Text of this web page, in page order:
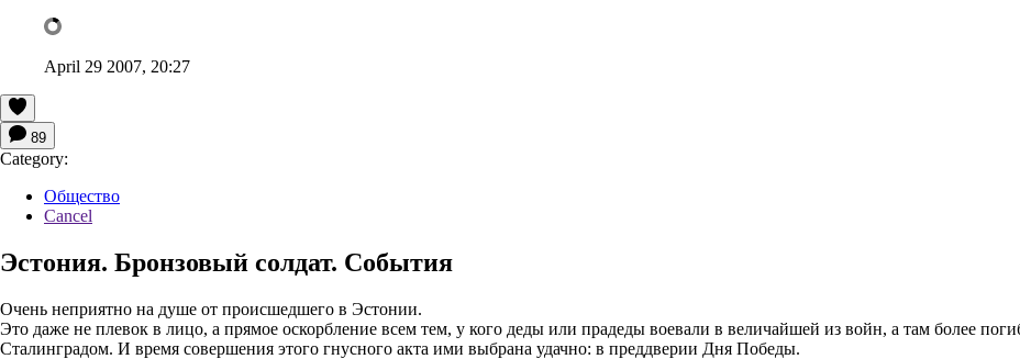
April 29 2007, 20:27
89
Category:
Общество
Cancel
Эстония. Бронзовый солдат. События
Очень неприятно на душе от происшедшего в Эстонии.
Это даже не плевок в лицо, а прямое оскорбление всем тем, у кого деды или прадеды воевали в величайшей из войн, а там более
Сталинградом. И время совершения этого гнусного акта ими выбрана удачно: в преддверии Дня Победы.